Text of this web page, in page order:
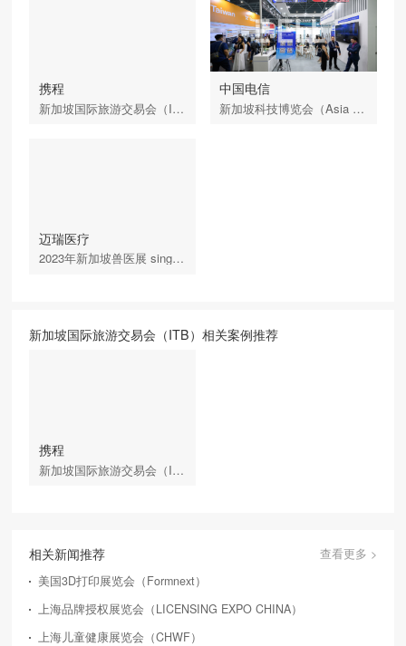
携程
新加坡国际旅游交易会（ITB）
中国电信
新加坡科技博览会（Asia Tech x Singapore）
迈瑞医疗
2023年新加坡兽医展 singapore vet show
新加坡国际旅游交易会（ITB）相关案例推荐
携程
新加坡国际旅游交易会（ITB）
相关新闻推荐
查看更多 >
美国3D打印展览会（Formnext）
上海品牌授权展览会（LICENSING EXPO CHINA）
上海儿童健康展览会（CHWF）